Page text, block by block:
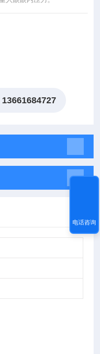
13661684727
电话咨询